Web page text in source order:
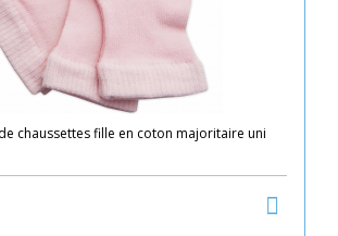
chaussettes fille en coton majoritaire uni